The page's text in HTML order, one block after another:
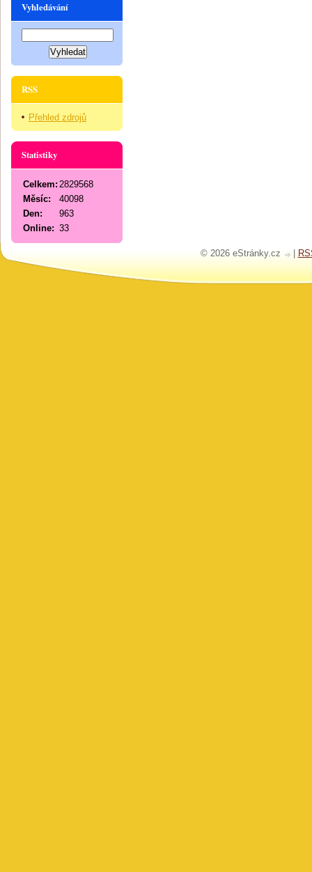
Vyhledávání
RSS
Přehled zdrojů
Statistiky
Online: 33
Celkem: 2829568
Měsíc:
40098
Den:
963
© 2026 eStránky.cz